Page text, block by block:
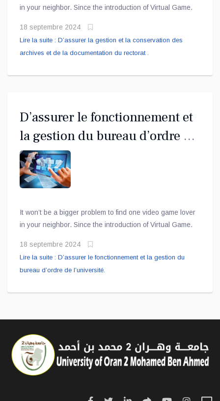
in your neighbor. Since the introduction of Virtual Game.
18 septembre 2024
Lire la suite : D’assurer la gestion et la conservation des
archives et de la documentation du rectorat .
D’assurer le fonctionnement et
la gestion du bureau d’ordre de
l’université.
It won’t be a bigger problem to find one video game lover
in your neighbor. Since the introduction of Virtual Game.
18 septembre 2024
Lire la suite : D’assurer le fonctionnement et la gestion du
bureau d’ordre de l’université.